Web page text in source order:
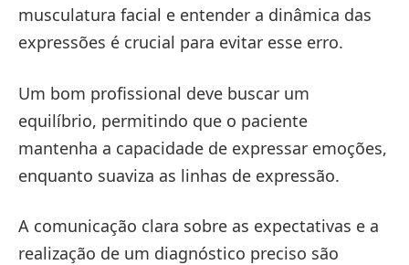
musculatura facial e entender a dinâmica das
expressões é crucial para evitar esse erro.
Um bom profissional deve buscar um
equilíbrio, permitindo que o paciente
mantenha a capacidade de expressar emoções,
enquanto suaviza as linhas de expressão.
A comunicação clara sobre as expectativas e a
realização de um diagnóstico preciso são